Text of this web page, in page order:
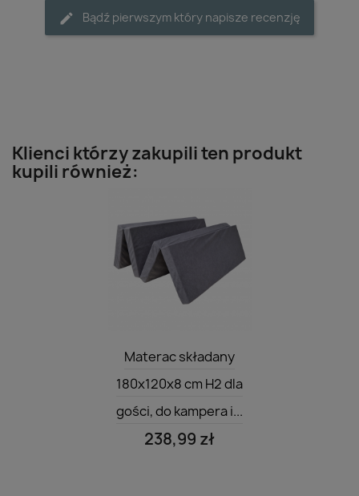
Bądź pierwszym który napisze recenzję
Klienci którzy zakupili ten produkt
kupili również:

Materac składany
180x120x8 cm H2 dla
gości, do kampera i...
238,99 zł